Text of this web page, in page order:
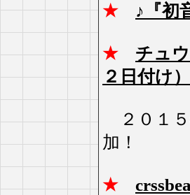
★ ♪『初
★
チュ
２日付け）
２０１５
加！
★